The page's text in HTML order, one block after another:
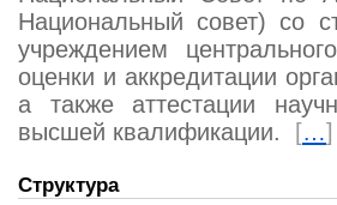
Национальный совет) со
учреждением
оценки и аккредитации
а также аттестации
высшей квалификации.
[…]
Структура